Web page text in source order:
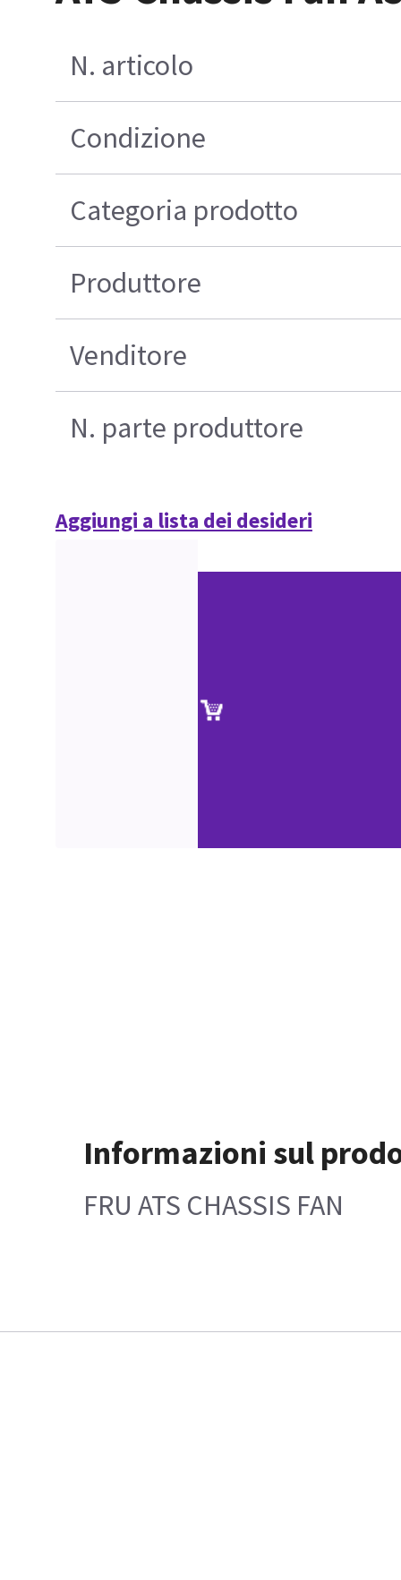
N. articolo
Condizione
Categoria prodotto
Produttore
Venditore
N. parte produttore
Aggiungi a lista dei desideri
Informazioni sul
FRU ATS CHASSIS FAN